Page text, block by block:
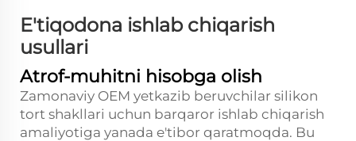
E'tiqodona ishlab chiqarish
usullari
Atrof-muhitni hisobga olish
Zamonaviy OEM yetkazib beruvchilar silikon
tort shakllari uchun barqaror ishlab chiqarish
amaliyotiga yanada e'tibor qaratmoqda. Bu